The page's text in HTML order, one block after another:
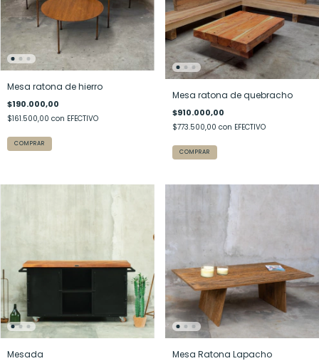
Mesa ratona de hierro
$190.000,00
$161.500,00 con EFECTIVO
COMPRAR
Mesa ratona de quebracho
$910.000,00
$773.500,00 con EFECTIVO
COMPRAR
Mesada Mesa Ratona Lapacho